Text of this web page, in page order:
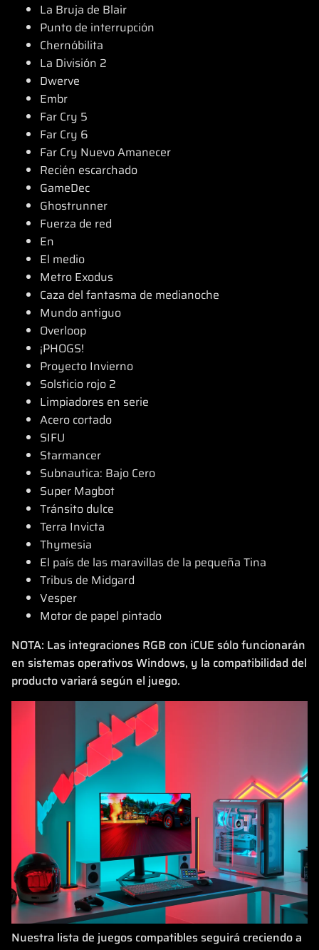
La Bruja de Blair
Punto de interrupción
Chernóbilita
La División 2
Dwerve
Embr
Far Cry 5
Far Cry 6
Far Cry Nuevo Amanecer
Recién escarchado
GameDec
Ghostrunner
Fuerza de red
En
El medio
Metro Exodus
Caza del fantasma de medianoche
Mundo antiguo
Overloop
¡PHOGS!
Proyecto Invierno
Solsticio rojo 2
Limpiadores en serie
Acero cortado
SIFU
Starmancer
Subnautica: Bajo Cero
Super Magbot
Tránsito dulce
Terra Invicta
Thymesia
El país de las maravillas de la pequeña Tina
Tribus de Midgard
Vesper
Motor de papel pintado
NOTA: Las integraciones RGB con iCUE sólo funcionarán
en sistemas operativos Windows, y la compatibilidad del
producto variará según el juego.
Nuestra lista de juegos compatibles seguirá creciendo a